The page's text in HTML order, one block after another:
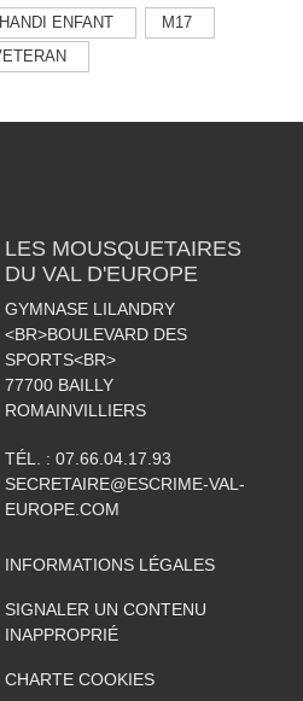
HANDI ENFANT
M17
LES MOUSQUETAIRES
DU VAL D'EUROPE
GYMNASE LILANDRY
<BR>BOULEVARD DES
SPORTS<BR>
77700 BAILLY
ROMAINVILLIERS
TÉL. : 07.66.04.17.93
SECRETAIRE@ESCRIME-VAL-
EUROPE.COM
INFORMATIONS LÉGALES
SIGNALER UN CONTENU
INAPPROPRIÉ
CHARTE COOKIES